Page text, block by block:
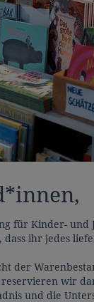
für Kinder-
ihr jedes
der
wir
und die